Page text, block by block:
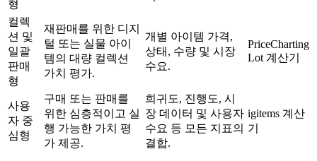
형
컬렉
션 및
일괄
판매
형
재판매를 위한 디지
털 또는 실물 아이
템의 대량 컬렉션
가치 평가.
개별 아이템 가격,
상태, 수량 및 시장
수요.
PriceCharting
Lot 계산기
사용
자 중
심형
구매 또는 판매를
위한 심층적이고 실
행 가능한 가치 평
가 제공.
희귀도, 진행도, 시
장 데이터 및 사용자
수요 등 모든 지표의
결합.
igitems 계산
기